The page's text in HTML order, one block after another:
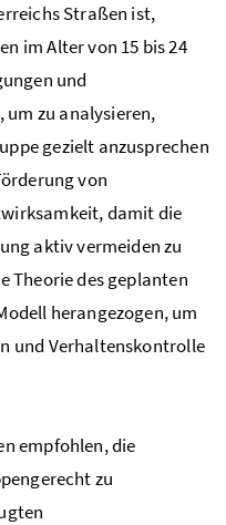
Straßen ist,
im Alter von 15 bis 24
und
zu analysieren,
gezielt anzusprechen
von
damit die
aktiv vermeiden zu
Theorie des geplanten
herangezogen, um
und Verhaltenskontrolle
empfohlen, die
zu